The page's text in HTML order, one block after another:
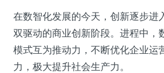
在数智化发展的今天，创新逐步进
双驱动的商业创新阶段。进程中，
模式互为推动力，不断优化企业运
力，极大提升社会生产力。